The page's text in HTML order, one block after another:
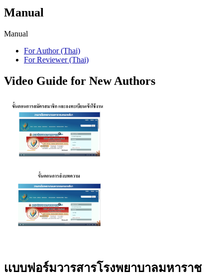
Manual
Manual
For Author (Thai)
For Reviewer (Thai)
Video Guide for New Authors
เเบบฟอร์มวารสารโรงพยาบาลมหาราช